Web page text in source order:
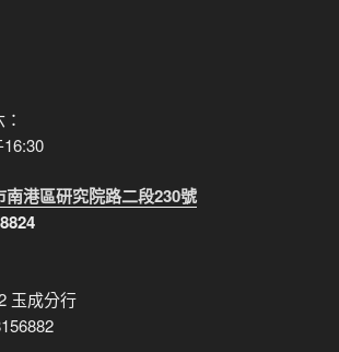
16:30
南港區研究院路二段230號
玉成分行